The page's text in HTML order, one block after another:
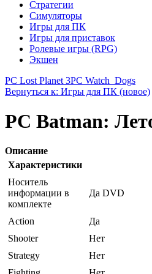
Стратегии
Симуляторы
Игры для ПК
Игры для приставок
Ролевые игры (RPG)
Экшен
PC Lost Planet 3PC Watch_Dogs
Вернуться к: Игры для ПК (новое)
PC Batman:
Описание
Характеристики
Носитель
информации в
комплекте
Да DVD
Action
Да
Shooter
Нет
Strategy
Нет